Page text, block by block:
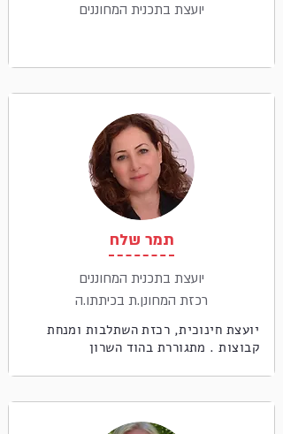
יועצת בתכנית המחוננים
תמר שלח
יועצת בתכנית המחוננים
רכזת המחונן.ת בכיתתו.ה
יועצת חינוכית, רכזת השתלבות ומנחת
קבוצות . מתגוררת בהוד השרון